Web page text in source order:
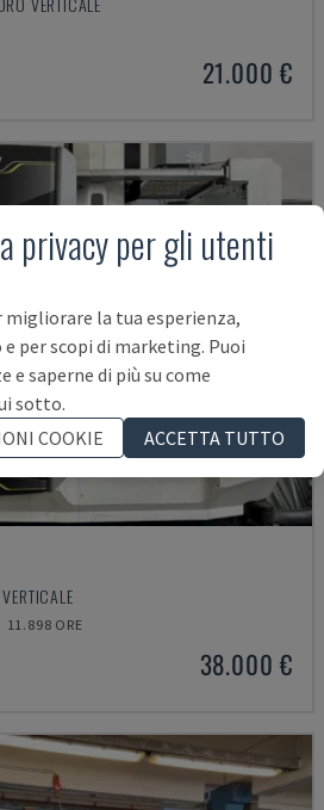
21.000 €
11.898 ORE
38.000 €
privacy per gli utenti
la tua esperienza,
per scopi di marketing. Puoi
saperne di più su come
sotto.
COOKIE
ACCETTA TUTTO